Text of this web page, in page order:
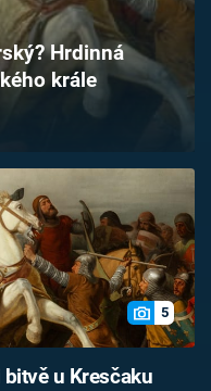
Hrdinná
krále
5
u Kresčaku